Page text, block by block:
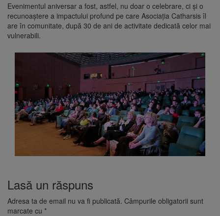
Evenimentul aniversar a fost, astfel, nu doar o celebrare, ci și o
recunoaștere a impactului profund pe care Asociația Catharsis îl
are în comunitate, după 30 de ani de activitate dedicată celor mai
vulnerabili.
Lasă un răspuns
Adresa ta de email nu va fi publicată. Câmpurile obligatorii sunt
marcate cu *